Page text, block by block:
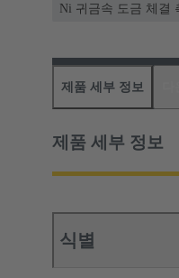
Ni 귀금속 도금 체결
제품 세부 정보
제품 세부 정보
식별